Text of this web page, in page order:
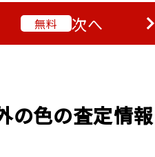
無料 次へ
の色の査定情報